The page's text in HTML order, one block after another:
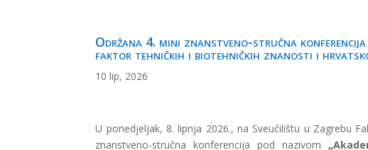
Održana 4. mini znanstveno-stručna
faktor tehničkih i biotehničkih znanosti i
10 lip, 2026
U ponedjeljak, 8. lipnja 2026., na Sveučilištu u Zagrebu
znanstveno-stručna konferencija pod nazivom